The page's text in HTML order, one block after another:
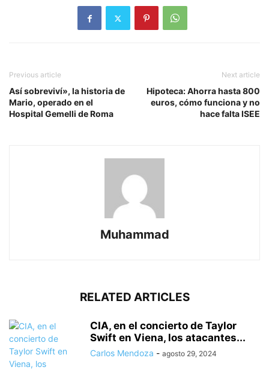
Previous article
Así sobreviví», la historia de
Mario, operado en el
Hospital Gemelli de Roma
Next article
Hipoteca: Ahorra hasta 800
euros, cómo funciona y no
hace falta ISEE
Muhammad
RELATED ARTICLES
CIA, en el concierto de Taylor
Swift en Viena, los atacantes...
Carlos Mendoza - agosto 29, 2024